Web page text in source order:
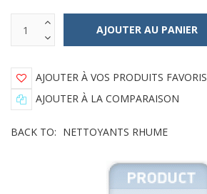
AJOUTER À VOS PRODUITS FAVORIS
AJOUTER À LA COMPARAISON
BACK TO: NETTOYANTS RHUME